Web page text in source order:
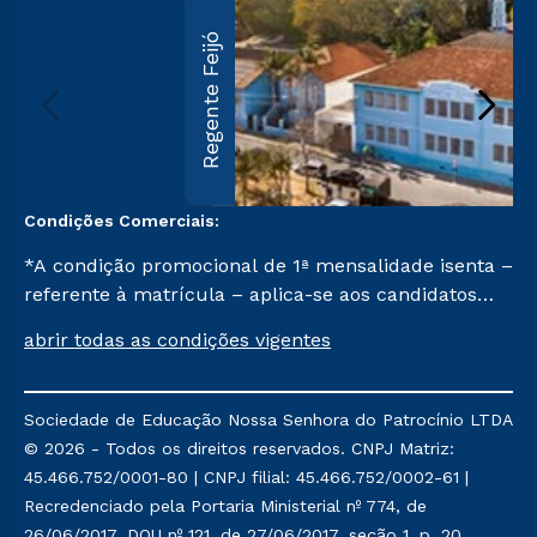
Regente Feijó
Condições Comerciais:
*A condição promocional de 1ª mensalidade isenta –
referente à matrícula – aplica-se aos candidatos
na prova on-line ou agendada, que ofertam bolsas
semestre de 2023, que ainda não tenham efetivado
e/ou não tenham cancelado ou trancado sua
matrícula em uma das Instituições da Cruzeiro do
Sul Educacional, no período de um ano. Tais
condições não se aplicam aos cursos de Medicina, e
abrir todas as condições vigentes
Sociedade de Educação Nossa Senhora do Patrocínio LTDA
© 2026 - Todos os direitos reservados. CNPJ Matriz:
45.466.752/0001-80 | CNPJ filial: 45.466.752/0002-61 |
Recredenciado pela Portaria Ministerial nº 774, de